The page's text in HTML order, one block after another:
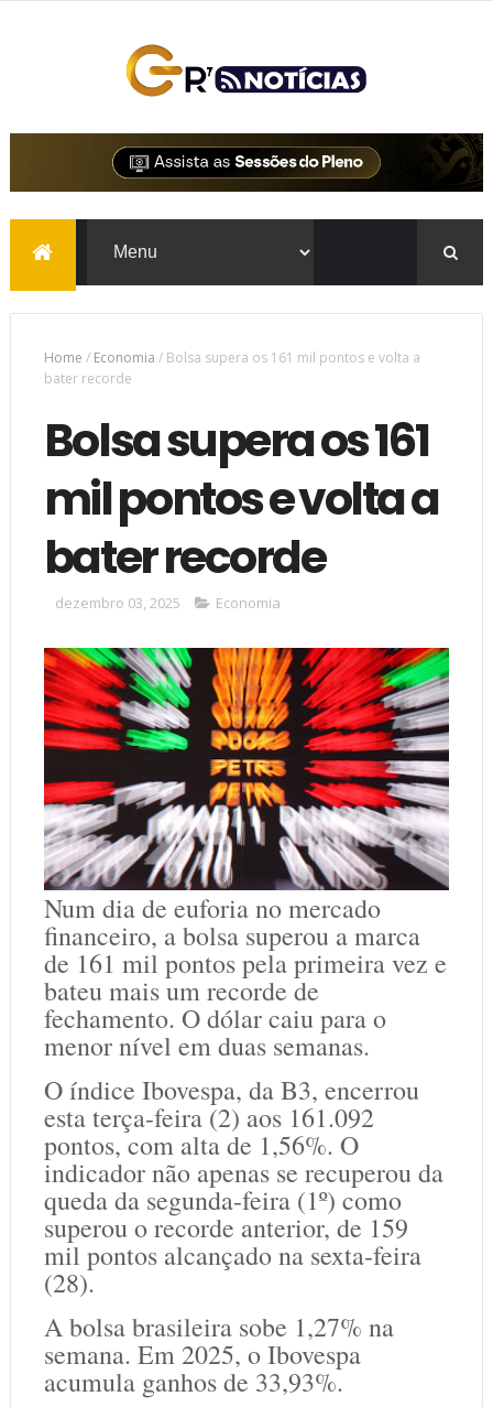
Home / Economia / Bolsa supera os 161 mil pontos e volta a
bater recorde
Bolsa supera os 161
mil pontos e volta a
bater recorde
dezembro 03, 2025 Economia
Num dia de euforia no mercado
financeiro, a bolsa superou a marca
de 161 mil pontos pela primeira vez e
bateu mais um recorde de
fechamento. O dólar caiu para o
menor nível em duas semanas.
O índice Ibovespa, da B3, encerrou
esta terça-feira (2) aos 161.092
pontos, com alta de 1,56%. O
indicador não apenas se recuperou da
queda da segunda-feira (1º) como
superou o recorde anterior, de 159
mil pontos alcançado na sexta-feira
(28).
A bolsa brasileira sobe 1,27% na
semana. Em 2025, o Ibovespa
acumula ganhos de 33,93%.